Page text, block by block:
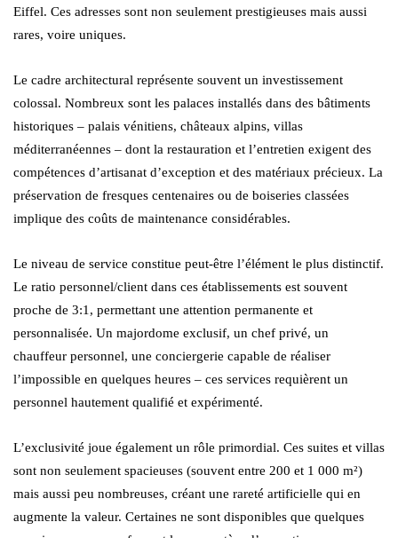
Eiffel. Ces adresses sont non seulement prestigieuses mais aussi
rares, voire uniques.
Le cadre architectural représente souvent un investissement
colossal. Nombreux sont les palaces installés dans des bâtiments
historiques – palais vénitiens, châteaux alpins, villas
méditerranéennes – dont la restauration et l’entretien exigent des
compétences d’artisanat d’exception et des matériaux précieux. La
préservation de fresques centenaires ou de boiseries classées
implique des coûts de maintenance considérables.
Le niveau de service constitue peut-être l’élément le plus distinctif.
Le ratio personnel/client dans ces établissements est souvent
proche de 3:1, permettant une attention permanente et
personnalisée. Un majordome exclusif, un chef privé, un
chauffeur personnel, une conciergerie capable de réaliser
l’impossible en quelques heures – ces services requièrent un
personnel hautement qualifié et expérimenté.
L’exclusivité joue également un rôle primordial. Ces suites et villas
sont non seulement spacieuses (souvent entre 200 et 1 000 m²)
mais aussi peu nombreuses, créant une rareté artificielle qui en
augmente la valeur. Certaines ne sont disponibles que quelques